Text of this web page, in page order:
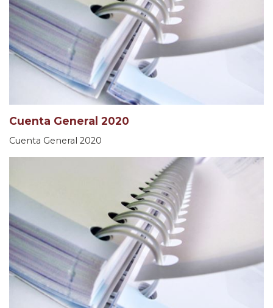
Cuenta General 2020
Cuenta General 2020